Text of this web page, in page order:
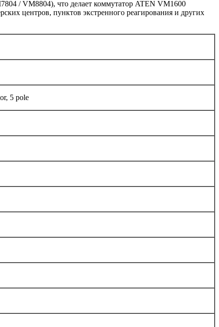
/ VM8804), что делает коммутатор ATEN VM1600
центров, пунктов экстренного реагирования и других
5 pole